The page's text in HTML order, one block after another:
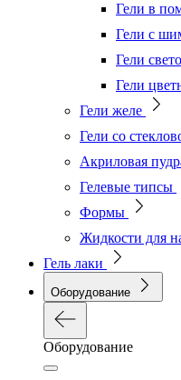
Гели в
Гели с
Гели
Гели
Гели желе
Гели со
Акриловая
Гелевые типсы
Формы
Жидкости для
Гель лаки
Оборудование
Оборудование